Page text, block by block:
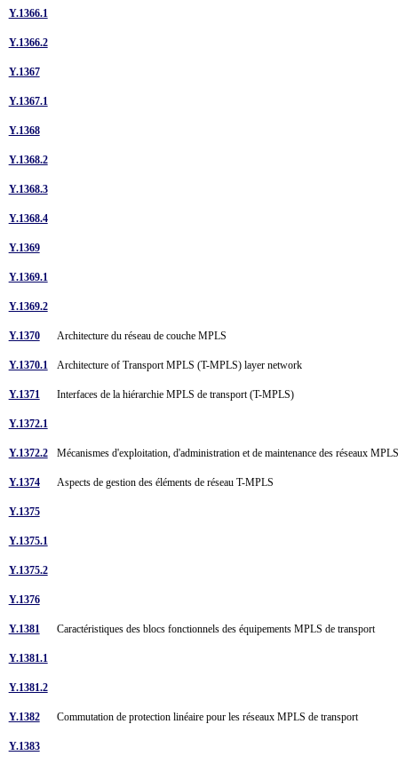
Y.1366.1
Y.1366.2
Y.1367
Y.1367.1
Y.1368
Y.1368.2
Y.1368.3
Y.1368.4
Y.1369
Y.1369.1
Y.1369.2
Y.1370 Architecture du réseau de couche MPLS
Y.1370.1 Architecture of Transport MPLS (T-MPLS) layer network
Y.1371 Interfaces de la hiérarchie MPLS de transport (T-MPLS)
Y.1372.1
Y.1372.2 Mécanismes d'exploitation, d'administration et de maintenance des réseaux
Y.1374 Aspects de gestion des éléments de réseau T-MPLS
Y.1375
Y.1375.1
Y.1375.2
Y.1376
Y.1381 Caractéristiques des blocs fonctionnels des équipements MPLS de transport
Y.1381.1
Y.1381.2
Y.1382 Commutation de protection linéaire pour les réseaux MPLS de transport
Y.1383